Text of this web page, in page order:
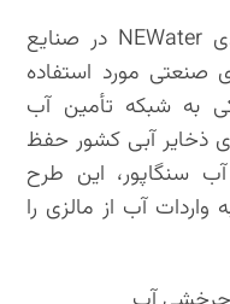
و بیش از ۹۵ درصد از آب تولیدی NEWater در صنایع
صنعتی مورد استفاده
به شبکه‌ تأمین آب
ذخایر آبی کشور حفظ
سنگاپور، این طرح
آب از مالزی را